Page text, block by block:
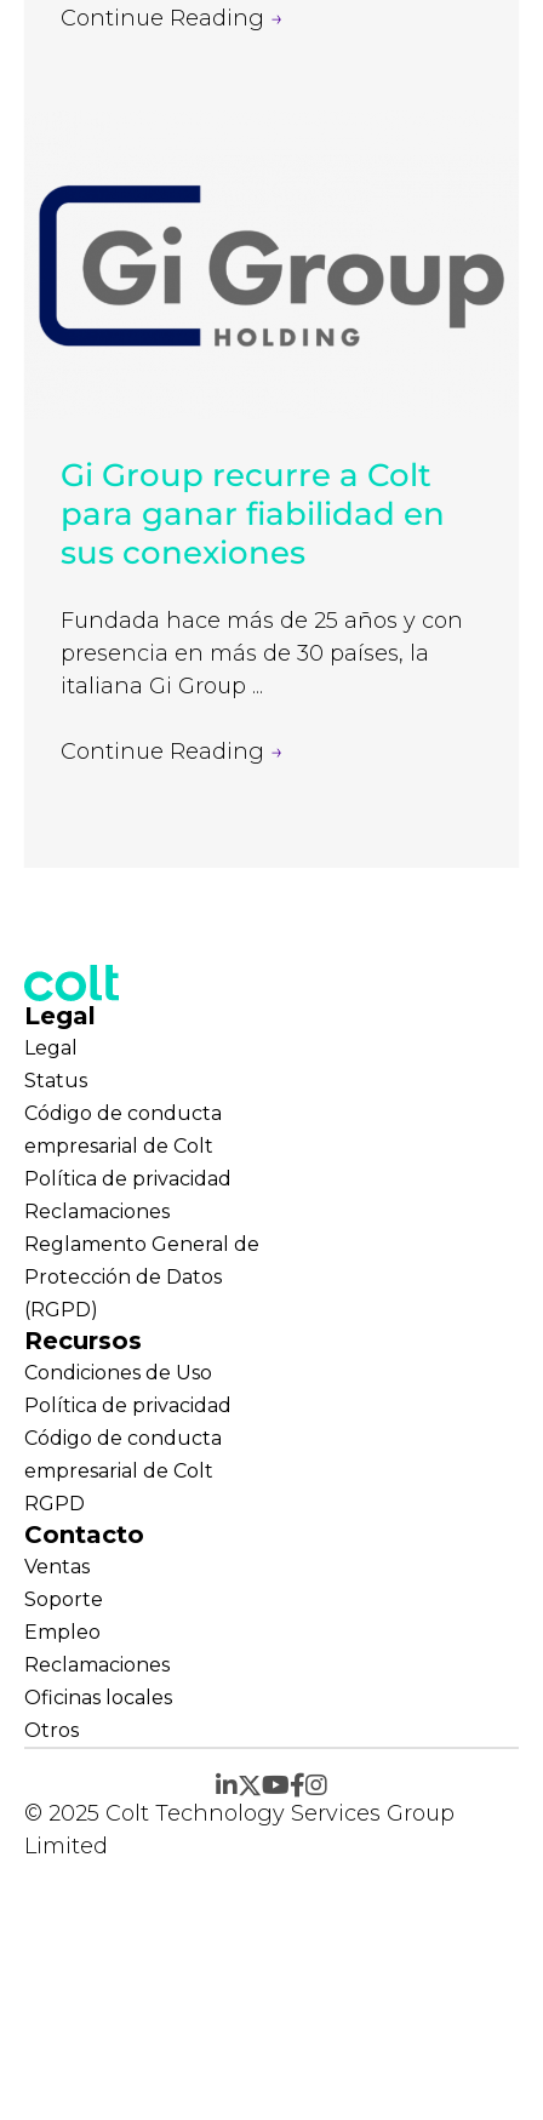
Continue Reading →
Gi Group recurre a Colt
para ganar fiabilidad en
sus conexiones
Fundada hace más de 25 años y con
presencia en más de 30 países, la
italiana Gi Group ...
Continue Reading →
Legal
Legal
Status
Código de conducta
empresarial de Colt
Política de privacidad
Reclamaciones
Reglamento General de
Protección de Datos
(RGPD)
Recursos
Condiciones de Uso
Política de privacidad
Código de conducta
empresarial de Colt
RGPD
Contacto
Ventas
Soporte
Empleo
Reclamaciones
Oficinas locales
Otros
© 2025 Colt Technology Services Group
Limited